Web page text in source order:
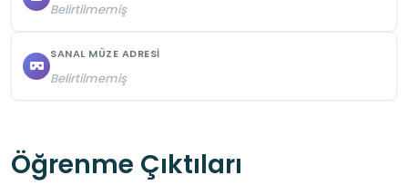
Belirtilmemiş
SANAL MÜZE ADRESI
Belirtilmemiş
Öğrenme Çıktıları